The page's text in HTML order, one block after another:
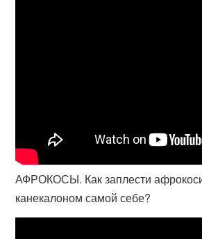
АФРОКОСЫ. Как заплести
канекалоном самой себе?